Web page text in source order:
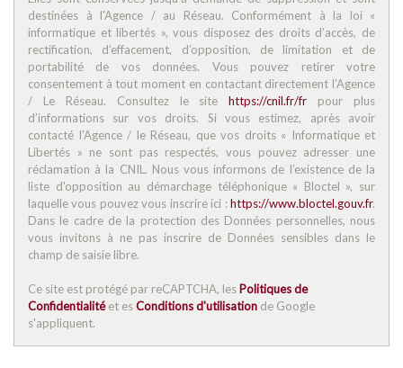
Habitants de plus de 55 ans
34,27 %
Nombre d'enfants par famille
0,94
Familles sans enfant
49,27 %
Familles avec 1 ou 2 enfants
0 %
Maisons
1,77 %
Appartements
98,23 %
Familles avec 3 enfants
8,72 %
destinées à l'Agence / au Réseau. Conformément à la loi «
informatique et libertés », vous disposez des droits d’accès, de
rectification, d’effacement, d’opposition, de limitation et de
portabilité de vos données. Vous pouvez retirer votre
consentement à tout moment en contactant directement l’Agence
/ Le Réseau. Consultez le sitehttps://cnil.fr/fr pour plus
d’informations sur vos droits. Si vous estimez, après avoir
contacté l'Agence / le Réseau, que vos droits « Informatique et
Libertés » ne sont pas respectés, vous pouvez adresser une
réclamation à la CNIL. Nous vous informons de l’existence de la
liste d'opposition au démarchage téléphonique « Bloctel », sur
laquelle vous pouvez vous inscrire ici :https://www.bloctel.gouv.fr.
Dans le cadre de la protection des Données personnelles, nous
vous invitons à ne pas inscrire de Données sensibles dans le
champ de saisie libre.
Ce site est protégé par reCAPTCHA, les Politiques de
Confidentialitéet esConditions d'utilisation de Google
s'appliquent.